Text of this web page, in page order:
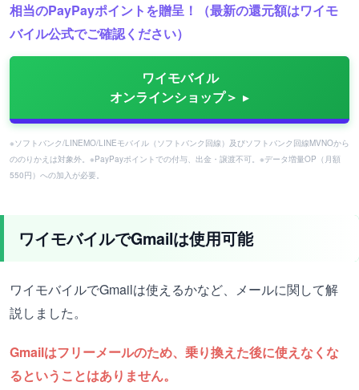
相当のPayPayポイントを贈呈！（最新の還元額はワイモ
バイル公式でご確認ください）
ワイモバイル
オンラインショップ＞
※ソフトバンク/LINEMO/LINEモバイル（ソフトバンク回線）及びソフトバンク回線MVNOから
ののりかえは対象外。※PayPayポイントでの付与、出金・譲渡不可。※データ増量OP（月額
550円）への加入が必要。
ワイモバイルでGmailは使用可能
ワイモバイルでGmailは使えるかなど、メールに関して解
説しました。
Gmailはフリーメールのため、乗り換えた後に使えなくな
るということはありません。